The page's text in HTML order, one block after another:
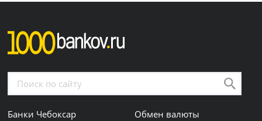
Банки Чебоксар
Обмен валюты